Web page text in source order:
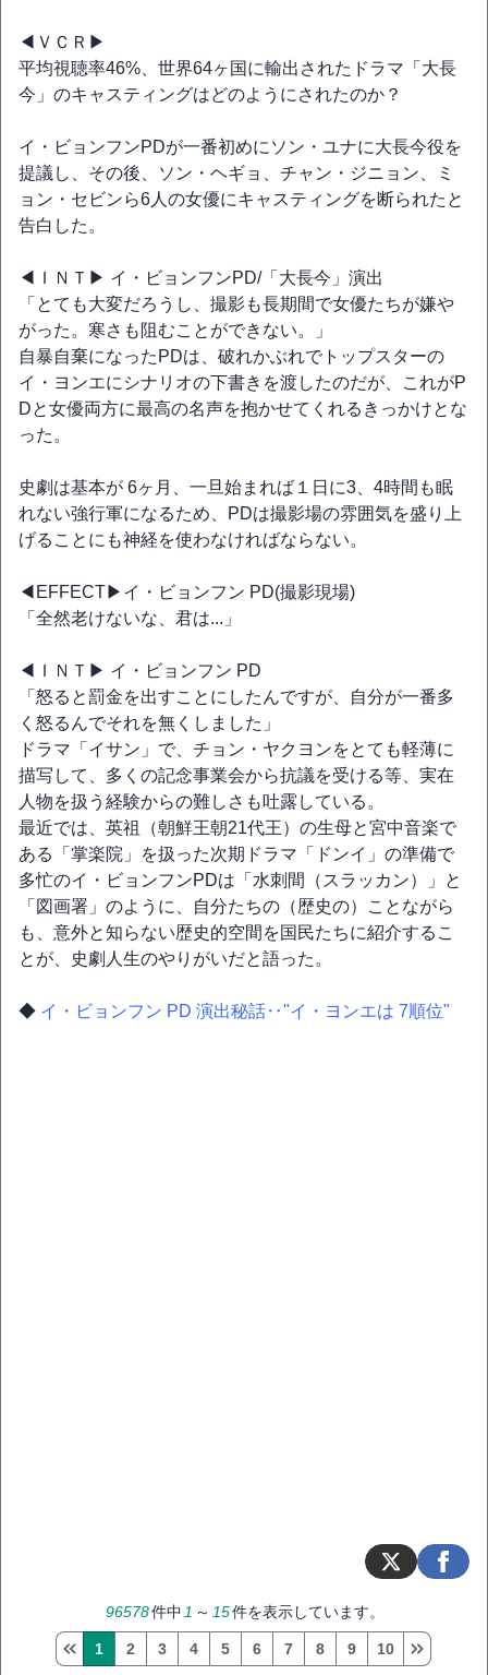
◀ＶＣＲ▶
平均視聴率46%、世界64ヶ国に輸出されたドラマ「大長
今」のキャスティングはどのようにされたのか？
イ・ビョンフンPDが一番初めにソン・ユナに大長今役を
提議し、その後、ソン・ヘギョ、チャン・ジニョン、ミ
ョン・セビンら6人の女優にキャスティングを断られたと
告白した。
◀ＩＮＴ▶ イ・ビョンフンPD/「大長今」演出
「とても大変だろうし、撮影も長期間で女優たちが嫌や
がった。寒さも阻むことができない。」
自暴自棄になったPDは、破れかぶれでトップスターの
イ・ヨンエにシナリオの下書きを渡したのだが、これがP
Dと女優両方に最高の名声を抱かせてくれるきっかけとな
った。
史劇は基本が 6ヶ月、一旦始まれば１日に3、4時間も眠
れない強行軍になるため、PDは撮影場の雰囲気を盛り上
げることにも神経を使わなければならない。
◀EFFECT▶イ・ビョンフン PD(撮影現場)
「全然老けないな、君は...」
◀ＩＮＴ▶ イ・ビョンフン PD
「怒ると罰金を出すことにしたんですが、自分が一番多
く怒るんでそれを無くしました」
ドラマ「イサン」で、チョン・ヤクヨンをとても軽薄に
描写して、多くの記念事業会から抗議を受ける等、実在
人物を扱う経験からの難しさも吐露している。
最近では、英祖（朝鮮王朝21代王）の生母と宮中音楽で
ある「掌楽院」を扱った次期ドラマ「ドンイ」の準備で
多忙のイ・ビョンフンPDは「水刺間（スラッカン）」と
「図画署」のように、自分たちの（歴史の）ことながら
も、意外と知らない歴史的空間を国民たちに紹介するこ
とが、史劇人生のやりがいだと語った。
◆ イ・ビョンフン PD 演出秘話‥"イ・ヨンエは 7順位"
96578件中 1 ～ 15件を表示しています。
1 2 3 4 5 6 7 8 9 10